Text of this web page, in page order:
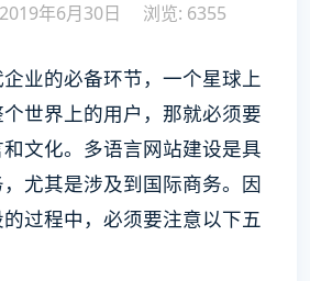
年6月30日 浏览: 6355
业的必备环节，一个星球上
世界上的用户，那就必须要
文化。多语言网站建设是具
尤其是涉及到国际商务。因
过程中，必须要注意以下五